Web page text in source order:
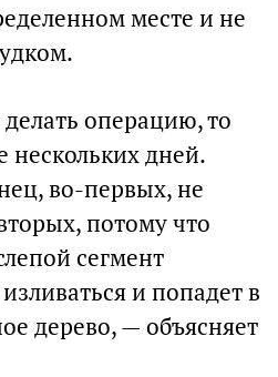
месте и не
операцию, то
нескольких дней.
во-первых, не
потому что
сегмент
и попадет в
дерево, — объясняет